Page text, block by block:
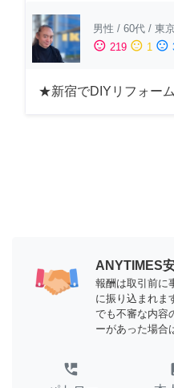
男性 / 60代 / 東
sentiment_satisfied 219 sentiment_neutral 1 sentiment_dissatisfied
★新宿でDIYリフォー
ANYTIMES
報酬は取引前に
に振り込まれま
でも不審な内容
ーがあった場合
perm_phone_msg